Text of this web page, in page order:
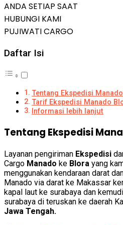
ANDA SETIAP SAAT
HUBUNGI KAMI
PUJIWATI CARGO
Daftar Isi
Tentang Ekspedisi
Tarif Ekspedisi Manado
Informasi lebih lanjut
Tentang Ekspedisi
Layanan pengiriman Ekspedisi
Cargo Manado ke Blora yang
menggunakan kendaraan darat
Manado via darat ke Makassar
kapal laut ke surabaya dan
surabaya di teruskan ke daerah
Jawa Tengah.